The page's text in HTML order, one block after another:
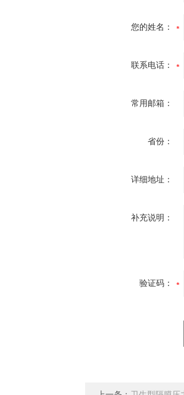
您的姓名：
联系电话：
常用邮箱：
省份：
详细地址：
补充说明：
验证码：